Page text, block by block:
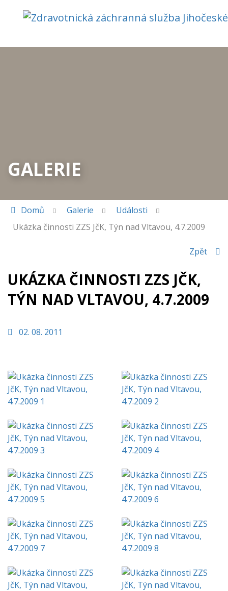
GALERIE
Domů Galerie
Události
Ukázka činnosti ZZS JčK, Týn nad Vltavou, 4.7.2009
Zpět
UKÁZKA ČINNOSTI ZZS JČK,
TÝN NAD VLTAVOU, 4.7.2009
02. 08. 2011